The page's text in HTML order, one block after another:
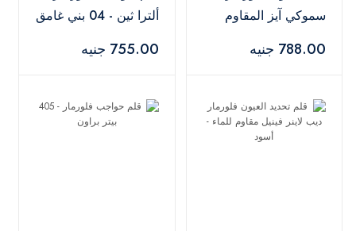
سموكي آيز المقاوم
788.00 جنيه
ألترا ثين - 04 بني غامق
755.00 جنيه